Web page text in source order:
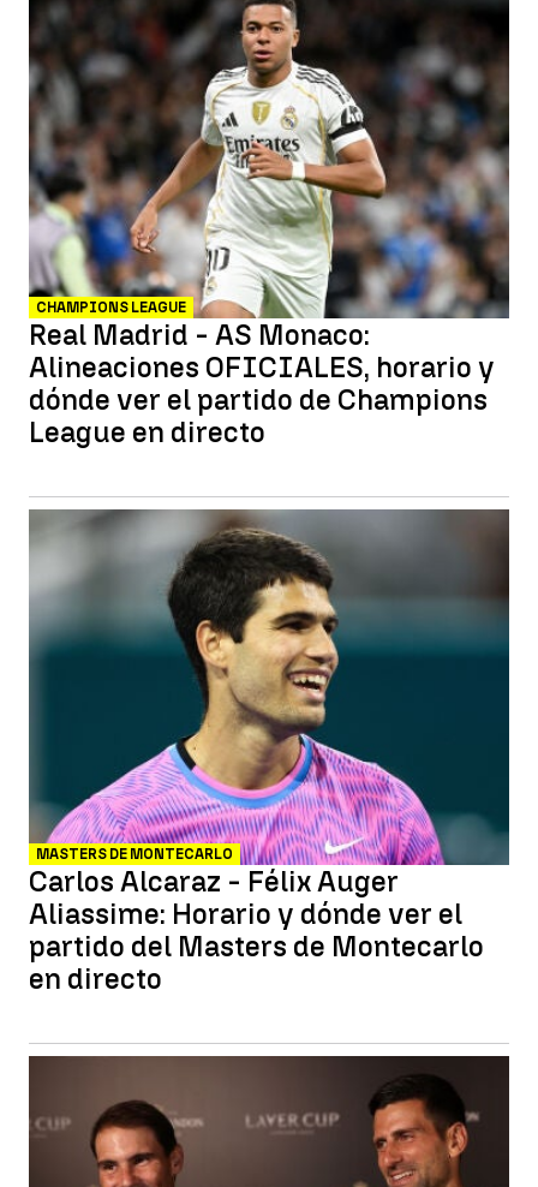
CHAMPIONS LEAGUE
Real Madrid - AS Monaco:
Alineaciones OFICIALES, horario y
dónde ver el partido de Champions
League en directo
MASTERS DE MONTECARLO
Carlos Alcaraz - Félix Auger
Aliassime: Horario y dónde ver el
partido del Masters de Montecarlo
en directo